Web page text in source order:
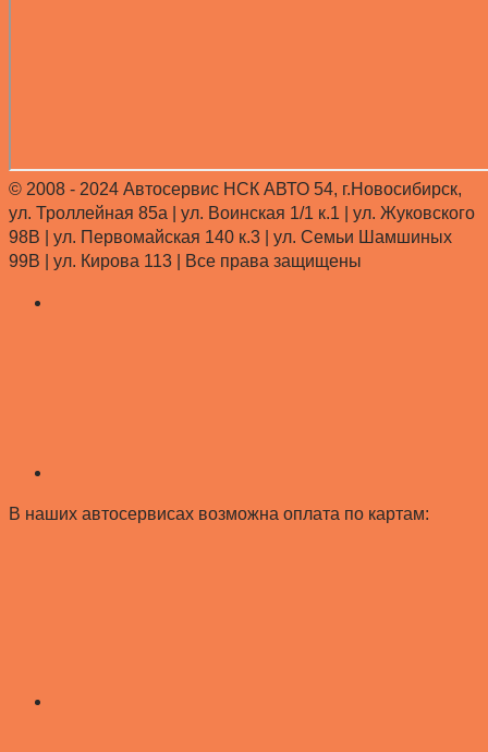
© 2008 - 2024 Автосервис НСК АВТО 54, г.Новосибирск,
ул. Троллейная 85а | ул. Воинская 1/1 к.1 | ул. Жуковского
98В | ул. Первомайская 140 к.3 | ул. Семьи Шамшиных
99В | ул. Кирова 113 |
Все права защищены
В наших автосервисах возможна оплата по картам: